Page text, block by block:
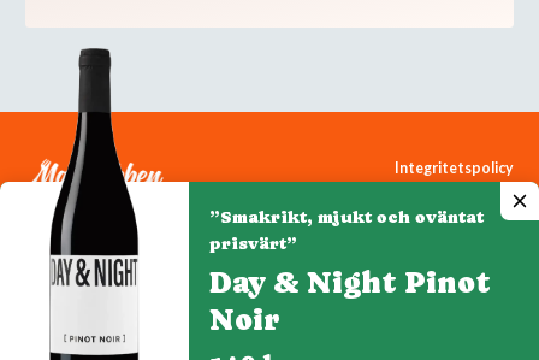
Integritetspolicy
Cookiepolicy
Denna webbplats drivs av Vinklubben i Norden AB
© 2026 mytaste.se
”Smakrikt, mjukt och oväntat
prisvärt”
Day & Night Pinot
Noir